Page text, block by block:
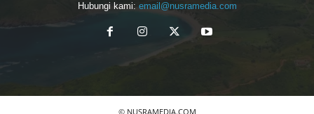
Hubungi kami: email@nusramedia.com
© NUSRAMEDIA.COM